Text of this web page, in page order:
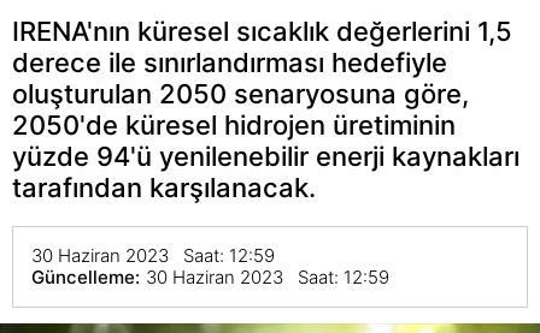
IRENA'nın küresel sıcaklık değerlerini 1,5
derece ile sınırlandırması hedefiyle
oluşturulan 2050 senaryosuna göre,
2050'de küresel hidrojen üretiminin
yüzde 94'ü yenilenebilir enerji kaynakları
tarafından karşılanacak.
30 Haziran 2023 Saat: 12:59
Güncelleme: 30 Haziran 2023 Saat: 12:59